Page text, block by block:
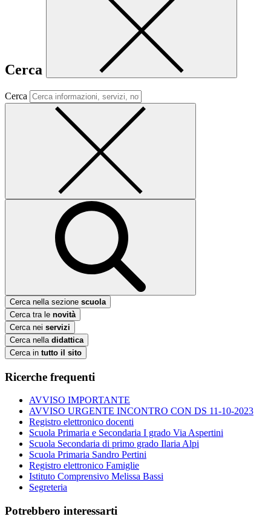
Cerca
Cerca
Cerca nella sezione scuola
Cerca tra le novità
Cerca nei servizi
Cerca nella didattica
Cerca in tutto il sito
Ricerche frequenti
AVVISO IMPORTANTE
AVVISO URGENTE INCONTRO CON DS 11-10-2023
Registro elettronico docenti
Scuola Primaria e Secondaria I grado Via Aspertini
Scuola Secondaria di primo grado Ilaria Alpi
Scuola Primaria Sandro Pertini
Registro elettronico Famiglie
Istituto Comprensivo Melissa Bassi
Segreteria
Potrebbero interessarti